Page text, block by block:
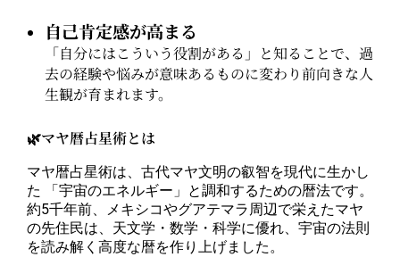
自己肯定感が高まる
「自分にはこういう役割がある」と知ることで、過
去の経験や悩みが意味あるものに変わり前向きな人
生観が育まれます。
🌿マヤ暦占星術とは
マヤ暦占星術は、古代マヤ文明の叡智を現代に生かし
た 「宇宙のエネルギー」と調和するための暦法です。
約5千年前、メキシコやグアテマラ周辺で栄えたマヤ
の先住民は、天文学・数学・科学に優れ、宇宙の法則
を読み解く高度な暦を作り上げました。